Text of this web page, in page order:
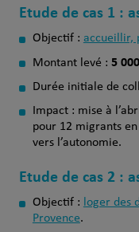
Etude de cas 1 :
Objectif : accueillir,
Montant levé : 5
Durée initiale de
Impact : mise à
pour 12 migrants
vers l’autonomie.
Etude de cas 2 :
Objectif : loger des
Provence.